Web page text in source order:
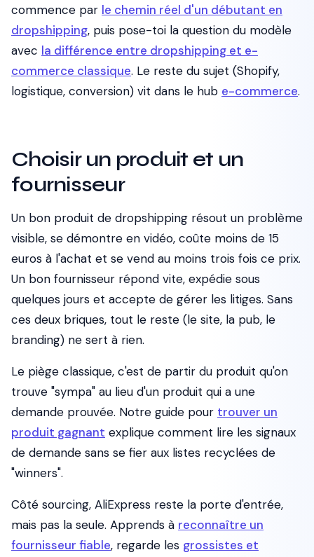
commence par le chemin réel d'un débutant en
dropshipping, puis pose-toi la question du modèle
avec la différence entre dropshipping et e-
commerce classique. Le reste du sujet (Shopify,
logistique, conversion) vit dans le hub e-commerce.
Choisir un produit et un
fournisseur
Un bon produit de dropshipping résout un problème
visible, se démontre en vidéo, coûte moins de 15
euros à l'achat et se vend au moins trois fois ce prix.
Un bon fournisseur répond vite, expédie sous
quelques jours et accepte de gérer les litiges. Sans
ces deux briques, tout le reste (le site, la pub, le
branding) ne sert à rien.
Le piège classique, c'est de partir du produit qu'on
trouve "sympa" au lieu d'un produit qui a une
demande prouvée. Notre guide pour trouver un
produit gagnant explique comment lire les signaux
de demande sans se fier aux listes recyclées de
"winners".
Côté sourcing, AliExpress reste la porte d'entrée,
mais pas la seule. Apprends à reconnaître un
fournisseur fiable, regarde les grossistes et